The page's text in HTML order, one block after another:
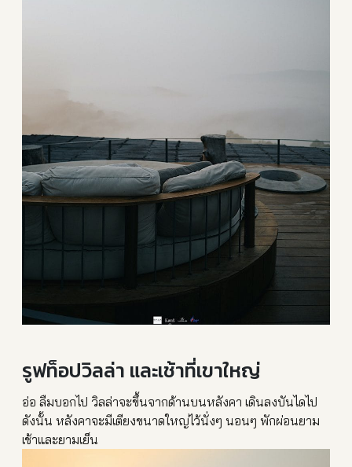
รูฟท็อปวิลล่า และเช้าที่เขาใหญ่
อ่อ ลืมบอกไป วิลล่าจะขึ้นจากด้านบนหลังคา เดินลงบันไดไป
ดังนั้น หลังคาจะมีเตียงขนาดใหญ่ไว้นั่งๆ นอนๆ พักผ่อนยาม
เช้าและยามเย็น